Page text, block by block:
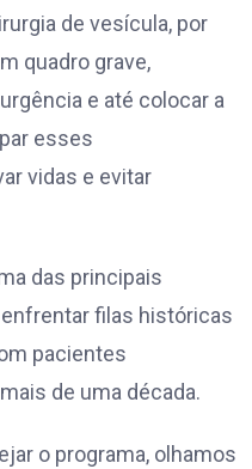
de vesícula, por
quadro grave,
e até colocar a
esses
vidas e evitar
das principais
filas históricas
pacientes
de uma década.
o programa, olhamos